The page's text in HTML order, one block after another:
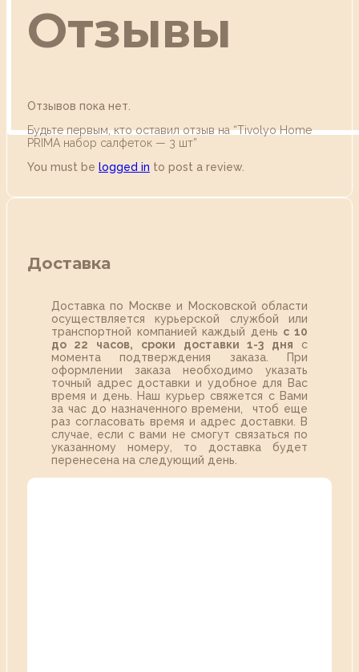
Отзывы
Отзывов пока нет.
Будьте первым, кто оставил отзыв на “Tivolyo Home
PRIMA набор салфеток — 3 шт”
You must be logged in to post a review.
Доставка
Доставка по Москве и Московской области
осуществляется курьерской службой или
транспортной компанией каждый день с 10
до 22 часов,
сроки доставки 1-3 дня с
момента подтверждения заказа. При
оформлении заказа необходимо указать
точный адрес доставки и удобное для Вас
время и день. Наш курьер свяжется с Вами
за час до назначенного времени, чтоб еще
раз согласовать время и адрес доставки. В
случае, если с вами не смогут связаться по
указанному номеру, то доставка будет
перенесена на следующий день.